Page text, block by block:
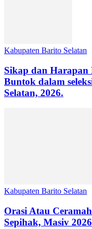
Kabupaten Barito Selatan
Sikap dan Harapan
Buntok dalam
Selatan, 2026.
Kabupaten Barito Selatan
Orasi Atau
Sepihak, Masiv 2026